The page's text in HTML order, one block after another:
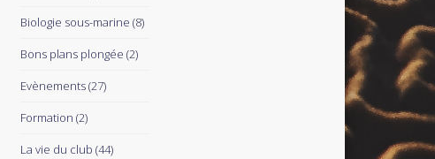
Biologie sous-marine (8)
Bons plans plongée (2)
Evènements(27)
Formation (2)
La vie du club (44)